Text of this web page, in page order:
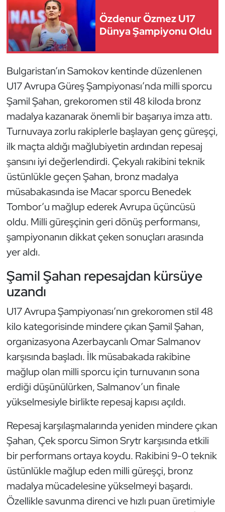
Özdenur Özmez U17
Dünya Şampiyonu Oldu
Bulgaristan’ın Samokov kentinde düzenlenen
U17 Avrupa Güreş Şampiyonası’nda milli sporcu
Şamil Şahan, grekoromen stil 48 kiloda bronz
madalya kazanarak önemli bir başarıya imza attı.
Turnuvaya zorlu rakiplerle başlayan genç güreşçi,
ilk maçta aldığı mağlubiyetin ardından repesaj
şansını iyi değerlendirdi. Çekyalı rakibini teknik
üstünlükle geçen Şahan, bronz madalya
müsabakasında ise Macar sporcu Benedek
Tombor’u mağlup ederek Avrupa üçüncüsü
oldu. Milli güreşçinin geri dönüş performansı,
şampiyonanın dikkat çeken sonuçları arasında
yer aldı.
Şamil Şahan repesajdan kürsüye
uzandı
U17 Avrupa Şampiyonası’nın grekoromen stil 48
kilo kategorisinde mindere çıkan Şamil Şahan,
organizasyona Azerbaycanlı Omar Salmanov
karşısında başladı. İlk müsabakada rakibine
mağlup olan milli sporcu için turnuvanın sona
erdiği düşünülürken, Salmanov’un finale
yükselmesiyle birlikte repesaj kapısı açıldı.
Repesaj karşılaşmalarında yeniden mindere çıkan
Şahan, Çek sporcu Simon Srytr karşısında etkili
bir performans ortaya koydu. Rakibini 9-0 teknik
üstünlükle mağlup eden milli güreşçi, bronz
madalya mücadelesine yükselmeyi başardı.
Özellikle savunma direnci ve hızlı puan üretimiyle
Dövüş Sanatı
E-Spor
Futbol
Futsal
Genel
Golf
Güreş
Halter
Hava Sporları
İşitme Engelli Sporcular
Judo ve Kuraş
Kano ve Rafting
Karate
Kayak
Kick Boks
Kürek
Masa Tenisi